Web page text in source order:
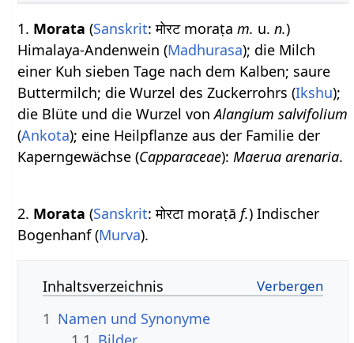
1. Morata (Sanskrit: मोरट moraṭam. u.n.)
Himalaya-Andenwein (Madhurasa); die Milch
einer Kuh sieben Tage nach dem Kalben; saure
Buttermilch; die Wurzel des Zuckerrohrs (Ikshu);
die Blüte und die Wurzel vonAlangium salvifolium
(Ankota); eine Heilpflanze aus der Familie der
Kaperngewächse (Capparaceae):Maerua arenaria.
2. Morata (Sanskrit: मोरटा moraṭāf.) Indischer
Bogenhanf (Murva).
Inhaltsverzeichnis
1 Namen und Synonyme